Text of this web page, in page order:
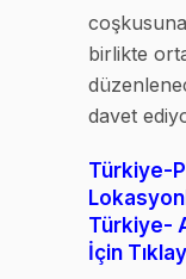
birlikte
davet
Türkiye-
Türkiye-
İçin